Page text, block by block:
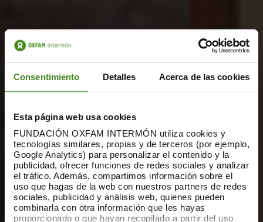
Consentimiento Detalles Acerca de las cookies
Esta página web usa cookies
FUNDACIÓN OXFAM INTERMÓN utiliza cookies y
tecnologías similares, propias y de terceros (por ejemplo,
Google Analytics) para personalizar el contenido y la
publicidad, ofrecer funciones de redes sociales y analizar
el tráfico. Además, compartimos información sobre el
uso que hagas de la web con nuestros partners de redes
sociales, publicidad y análisis web, quienes pueden
combinarla con otra información que les hayas
proporcionado o que hayan recopilado a partir del uso